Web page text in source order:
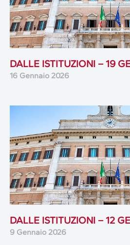
DALLE ISTITUZIONI – 19
16 Gennaio 2026
DALLE ISTITUZIONI – 12
9 Gennaio 2026